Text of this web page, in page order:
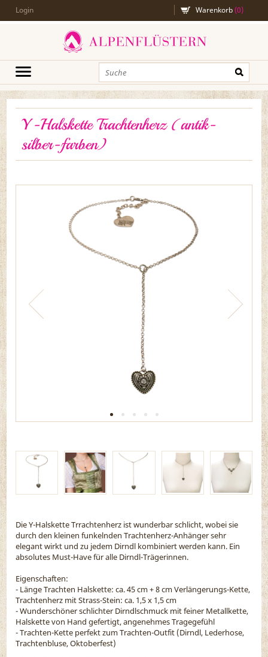
Login Warenkorb(0)
Y-Halskette Trachtenherz (antik-
silber-farben)
Die Y-Halskette Trrachtenherz ist wunderbar schlicht, wobei sie
durch den kleinen funkelnden Trachtenherz-Anhänger sehr
elegant wirkt und zu jedem Dirndl kombiniert werden kann. Ein
absolutes Must-Have für alle Dirndl-Trägerinnen.
Eigenschaften:
- Länge Trachten Halskette: ca. 45 cm + 8 cm Verlängerungs-Kette,
Trachtenherz mit Strass-Stein: ca. 1,5 x 1,5 cm
- Wunderschöner schlichter Dirndlschmuck mit feiner Metallkette,
Halskette von Hand gefertigt, angenehmes Tragegefühl
- Trachten-Kette perfekt zum Trachten-Outfit (Dirndl, Lederhose,
Trachtenbluse, Oktoberfest)